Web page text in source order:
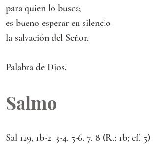
para quien lo busca;
es bueno esperar en silencio
la salvación del Señor.
Palabra de Dios.
Salmo
Sal 129, 1b-2. 3-4. 5-6. 7. 8 (R.: 1b; cf. 5)